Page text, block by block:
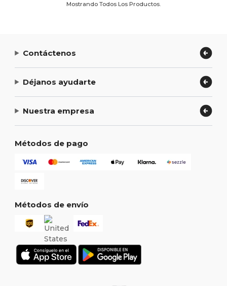
Mostrando Todos Los Productos.
Contáctenos
Déjanos ayudarte
Nuestra empresa
Métodos de pago
Métodos de envío